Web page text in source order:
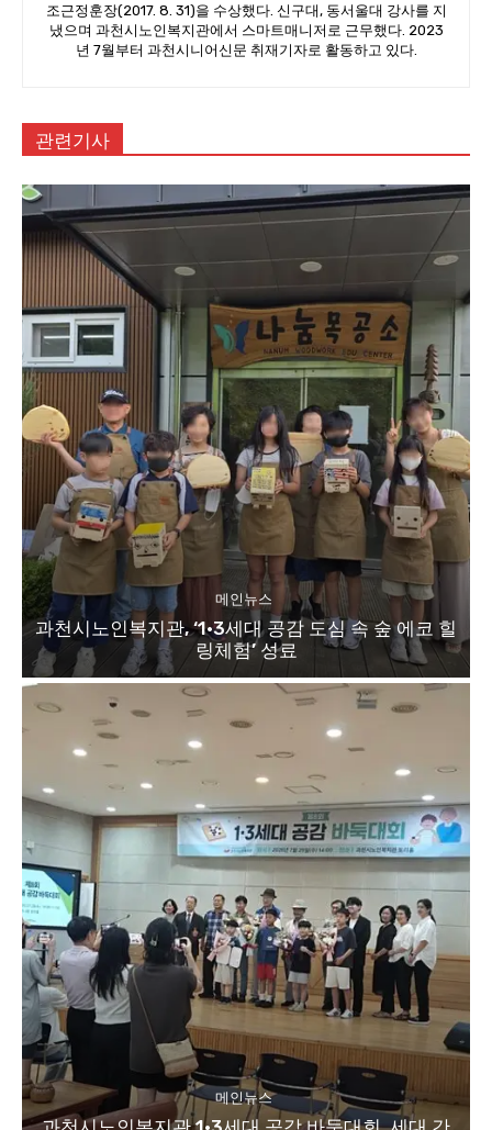
조근정훈장(2017. 8. 31)을 수상했다. 신구대, 동서울대 강사를 지
냈으며 과천시노인복지관에서 스마트매니저로 근무했다. 2023
년 7월부터 과천시니어신문 취재기자로 활동하고 있다.
관련기사
메인뉴스
과천시노인복지관, ‘1·3세대 공감 도심 속 숲 에코 힐
링체험’ 성료
메인뉴스